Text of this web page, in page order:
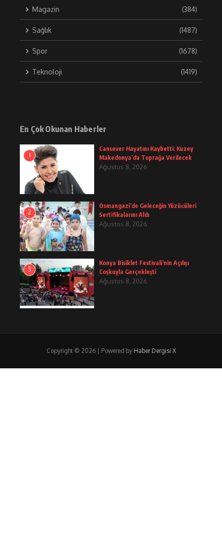
Magazin (384)
Sağlık (1487)
Spor (1678)
Teknoloji (1419)
En Çok Okunan Haberler
1
Cansever Hayatını Kaybetti: Kuzey
Makedonya’da Toprağa Verilecek
Ağustos 8, 2026
2
Osmangazi’de Geleceğin Yüzücüleri
Sertifikalarını Aldı
Ağustos 8, 2026
3
Konya Bisiklet Festivali’nin Açılışı
Coşkuyla Gerçekleşti
Ağustos 8, 2026
Copyright © 2026 | Powered by Haber Dergisi X